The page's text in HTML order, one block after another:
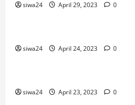
siwa24 April 29, 2023 0
Pfannen-Gerichte Rezepte
siwa24 April 24, 2023 0
Brot & Brötchen
siwa24 April 23, 2023 0
Brot & Brötchen